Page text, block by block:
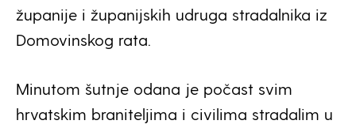
županije i županijskih udruga stradalnika iz
Domovinskog rata.
Minutom šutnje odana je počast svim
hrvatskim braniteljima i civilima stradalim u